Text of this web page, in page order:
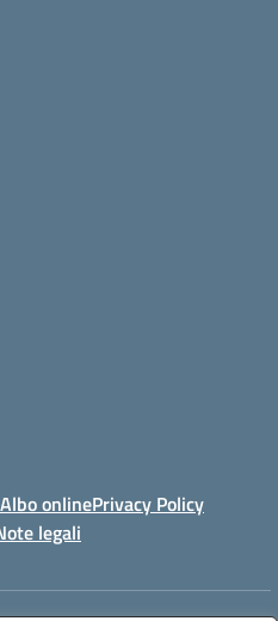
Albo onlinePrivacy Policy
legali